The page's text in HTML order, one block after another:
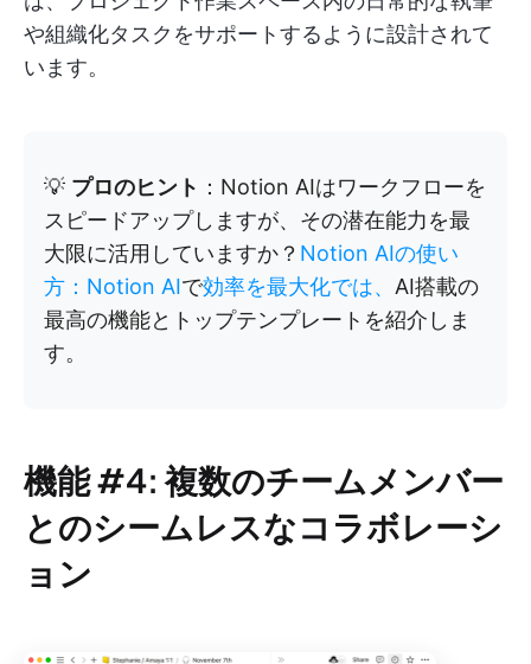
や組織化タスクをサポートするように設計されて
います。
💡 プロのヒント ：Notion AIはワークフローを
スピードアップしますが、その潜在能力を最
大限に活用していますか？ Notion AIの使い
方：Notion AIで効率を最大化では、 AI搭載の
最高の機能とトップテンプレートを紹介しま
す。
機能 #4: 複数のチームメンバー
とのシームレスなコラボレーシ
ョン